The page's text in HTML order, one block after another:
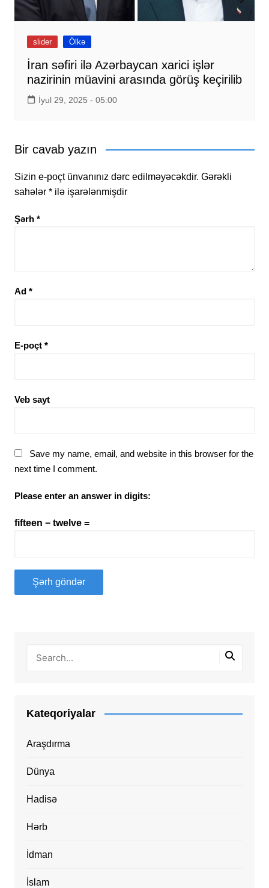
slider Ölkə
İran səfiri ilə Azərbaycan xarici işlər
nazirinin müavini arasında görüş keçirilib
İyul 29, 2025 - 05:00
Bir cavab yazın
Sizin e-poçt ünvanınız dərc edilməyəcəkdir. Gərəkli
sahələr *ilə işarələnmişdir
Şərh *
Ad *
E-poçt *
Veb sayt
Save my name, email, and website in this browser for the
next time I comment.
Please enter an answer in digits:
fifteen − twelve =
Kateqoriyalar
Araşdırma
Dünya
Hadisə
Hərb
İdman
İslam